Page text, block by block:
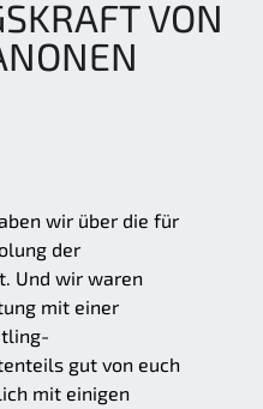
VON
wir über die für
der
Und wir waren
mit einer
gut von euch
mit einigen